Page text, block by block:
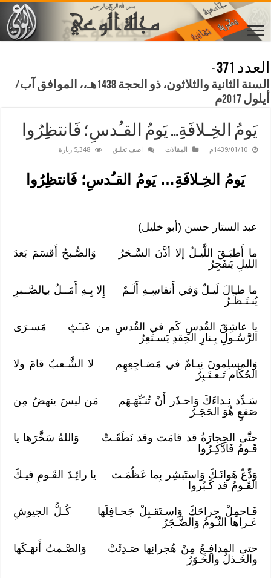
العدد 371
-
السنة الثانية والثلاثون، ذو الحجة 1438هـ،، الموافق آب/
أيلول 2017م
يَومُ الخِـلافَةِ… يَومُ القـُدسِ؛ فَانتظِرُوا
1439/01/10م المقالات اضف تعليق 5,348 زيارة
يَومُ الخِـلافَةِ… يَومُ القـُدسِ؛ فَانتظِرُوا
عبد الستار حسن (أبو خليل)
ما أَطبَـقَ اللَّيـلُ إلا أذَّنَ السَّـحَرُ وَالصُّـبحُ أَقسَمَ بَعدَ
الليلِ يَنفَجِرُ
ما طـالَ لَيـلٌ وَفي أَنفاسِـهِ أَلَـمٌ إِلا بِـهِ أَمَــلٌ بـِالصَّــبرِ
يُنـتَـظَـرُ
يا عاشِقَ القُدسِ كَم في القُدسِ من عَبـَثٍ مَسـرَى
الرَّسُـولِ بِـنارِ الحِقدِ يَسـتَعِرُ
وَالمسلِمونَ نِيـامٌ في مَضـاجِعِهِم لا الشَّـعبُ قامَ ولا
الحُكَّام تَـعـتَـبِرُ
سَـدِّد نِـداءَكَ وَاحـذَر أَنْ تُنـَبِّهَـهَم مَن ليسَ ينهضُ مِن
صَفعٍ هُوَ الحَجَـرُ
حتَّى الحِجارَةُ قد قامَت وقد نَطَقَـتْ وَاللهُ سَخَّرَها يا
قَـومُ فَادَّكِـرُوا
وَدِّعْ هَوانَـكَ وَاستَبشِر بِما عَظُمَـت يا رائِـدَ القَـومِ فيـكَ
القَـومُ قد كَـبُروا
فَـاحمِلْ جِراحَكَ وَاسـتَقـبِلْ جَحـافِلَها كُـلُّ الجيوشِ
عَـراها النَّـومُ وَالضَّـجَرُ
حتى المدافِـعُ مِنْ هُجرانِها صَـدِئَتْ وَالصَّـمتُ أَنهَـكَها
والخَـذلُ والخَـوَرُ